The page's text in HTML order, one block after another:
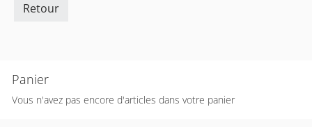
Panier
Vous n'avez pas encore d'articles dans votre panier
Retour